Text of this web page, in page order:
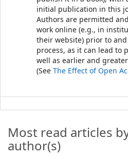
initial publication in this
Authors are permitted
work online (e.g., in
their website) prior to
process, as it can lead to
well as earlier and
(See The Effect of Open
Most read articles
author(s)